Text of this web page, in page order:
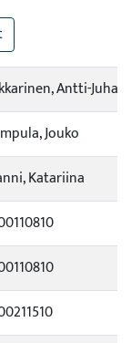
Antti-Juhani
Jouko
Katariina